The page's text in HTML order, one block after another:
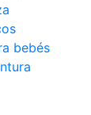
bebés